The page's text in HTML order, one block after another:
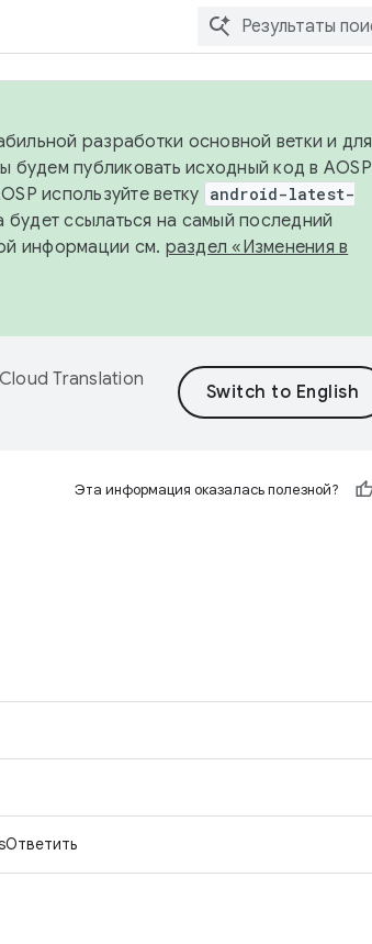
разработки основной ветки и для
будем публиковать исходный код в AOSP
используйте ветку android-latest-
будет ссылаться на самый последний
информации см. раздел «Изменения в
Cloud Translation
Эта информация оказалась полезной?